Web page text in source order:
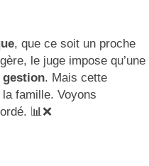
, que ce soit un proche
le juge impose qu’une
gestion. Mais cette
famille. Voyons
📊❌